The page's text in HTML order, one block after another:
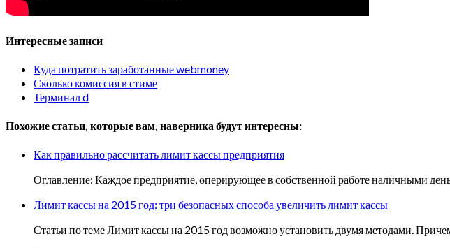
Интересные записи
Куда потратить заработанные webmoney
Сколько комиссия в стиме
Терминал d
Похожие статьи, которые вам, наверника будут интересны:
Как правильно рассчитать лимит кассы предприятия
Оглавление: Каждое предприятие, оперирующее в собственной работе наличными
Лимит кассы на 2015 год: три безопасных способа увеличить лимит кассы
Статьи по теме Лимит кассы на 2015 год возможно установить двумя методами.